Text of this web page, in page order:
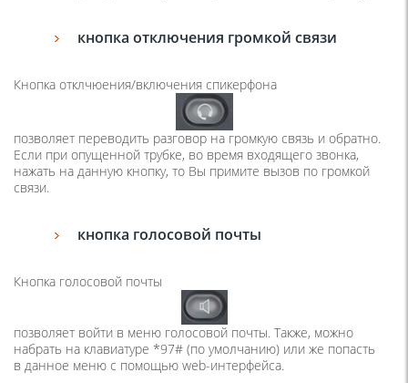
кнопка отключения громкой связи
Кнопка отклчюения/включения спикерфона
позволяет переводить разговор на громкую связь и обратно.
Если при опущенной трубке, во время входящего звонка,
нажать на данную кнопку, то Вы примите вызов по громкой
связи.
кнопка голосовой почты
Кнопка голосовой почты
позволяет войти в меню голосовой почты. Также, можно
набрать на клавиатуре *97# (по умолчанию) или же попасть
в данное меню с помощью web-интерфейса.